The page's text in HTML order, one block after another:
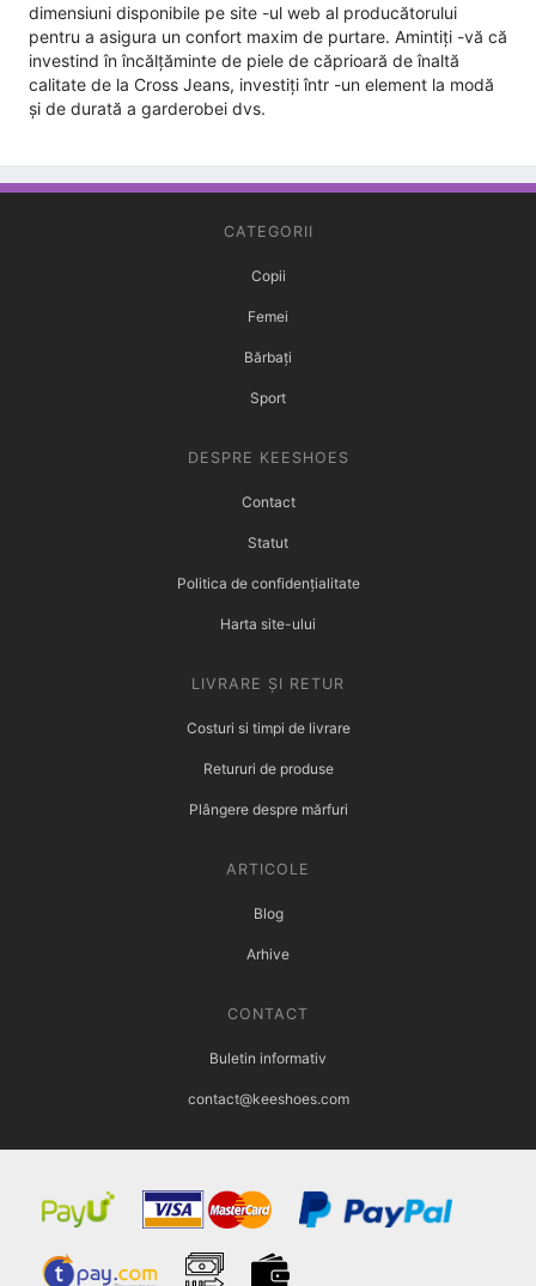
dimensiuni disponibile pe site -ul web al producătorului
pentru a asigura un confort maxim de purtare. Amintiți -vă că
investind în încălțăminte de piele de căprioară de înaltă
calitate de la Cross Jeans, investiți într -un element la modă
și de durată a garderobei dvs.
CATEGORII
Copii
Femei
Bărbați
Sport
DESPRE KEESHOES
Contact
Statut
Politica de confidențialitate
Harta site-ului
LIVRARE ȘI RETUR
Costuri si timpi de livrare
Retururi de produse
Plângere despre mărfuri
ARTICOLE
Blog
Arhive
CONTACT
Buletin informativ
contact@keeshoes.com